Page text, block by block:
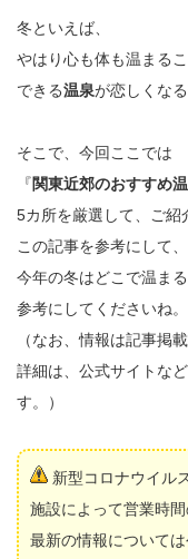
冬といえば、
やはり心も体も温まる
できる温泉が恋しくな
そこで、今回ここでは
『関東近郊のおすすめ
5カ所を厳選して、ご紹
この記事を参考にして、
今年の冬はどこで温まる
参考にしてくださいね。
（なお、情報は記事掲
詳細は、公式サイトな
す。）
新型コロナウイル
施設によって営業時
最新の情報について